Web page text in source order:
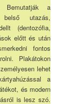
Bemutatják a
belső utazás,
(dentozófia,
előtt és után
fontos
Plakátokon
lehet
a
és modern
is lesz szó.